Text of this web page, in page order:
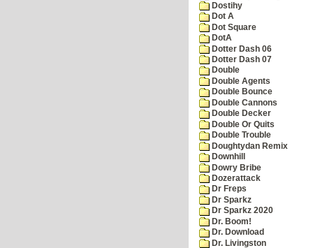
Dostihy
Dot A
Dot Square
DotA
Dotter Dash 06
Dotter Dash 07
Double
Double Agents
Double Bounce
Double Cannons
Double Decker
Double Or Quits
Double Trouble
Doughtydan Remix
Downhill
Dowry Bribe
Dozerattack
Dr Freps
Dr Sparkz
Dr Sparkz 2020
Dr. Boom!
Dr. Download
Dr. Livingston